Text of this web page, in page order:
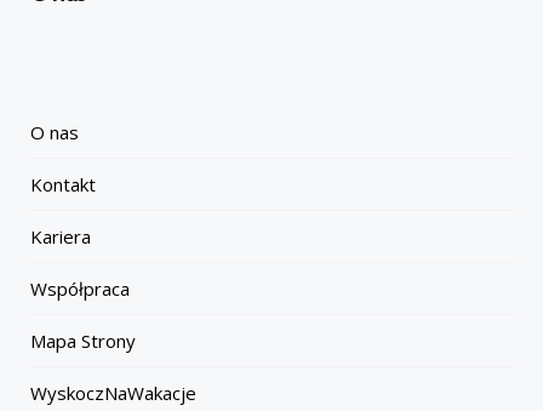
O nas
Kontakt
Kariera
Współpraca
Mapa Strony
WyskoczNaWakacje